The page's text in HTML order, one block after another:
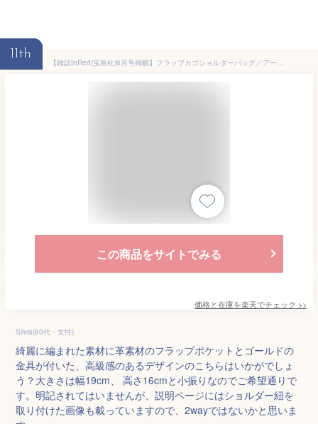
11th
【雑誌InRed(宝島社)6月号掲載】フラップカゴショルダーバッグ／アー・ヴェ・ヴェ（a.v.v）
この商品をサイトでみる
価格と在庫を楽天でチェック >>
Silvia(60代・女性)
綺麗に編まれた素材に革素材のフラップポケットとゴールドの
金具が付いた、高級感のあるデザインのこちらはいかがでしょ
う？大きさは幅19cm、 高さ16cmと小振りなのでご希望通りで
す。明記されてはいませんが、説明ページにはショルダー紐を
取り付けた画像も載っていますので、2wayではないかと思いま